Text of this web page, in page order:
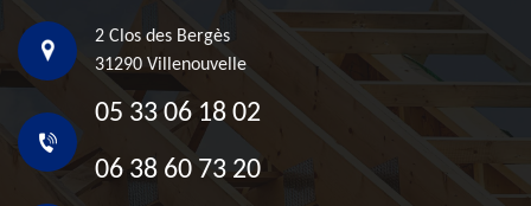
2 Clos des Bergès
31290 Villenouvelle
05 33 06 18 02
06 38 60 73 20